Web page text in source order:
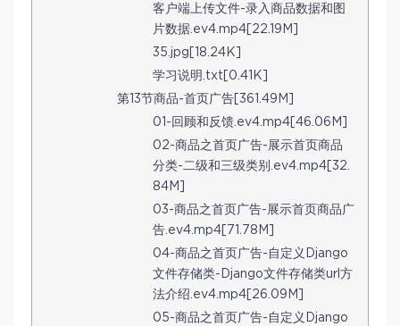
客户端上传文件-录入商品数据和图
片数据.ev4.mp4[22.19M]
35.jpg[18.24K]
学习说明.txt[0.41K]
第13节商品-首页广告[361.49M]
01-回顾和反馈.ev4.mp4[46.06M]
02-商品之首页广告-展示首页商品
分类-二级和三级类别.ev4.mp4[32.
84M]
03-商品之首页广告-展示首页商品广
告.ev4.mp4[71.78M]
04-商品之首页广告-自定义Django
文件存储类-Django文件存储类url方
法介绍.ev4.mp4[26.09M]
05-商品之首页广告-自定义Django